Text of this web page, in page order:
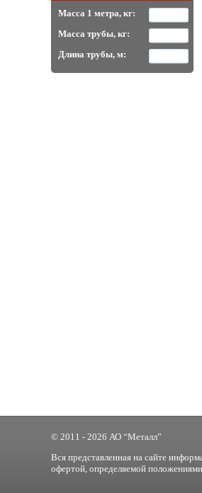
Масса 1 метра, кг:
Масса трубы, кг:
Длина трубы, м:
© 2011 - 2026 АО “Металл”
Вся представленная на сайте
офертой, определяемой